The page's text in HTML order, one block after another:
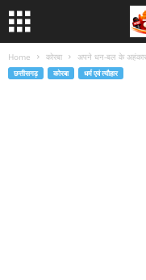
Home कोरबा अपने धन-बल के अहंकार
छत्तीसगढ़ कोरबा धर्म एवं त्यौहार